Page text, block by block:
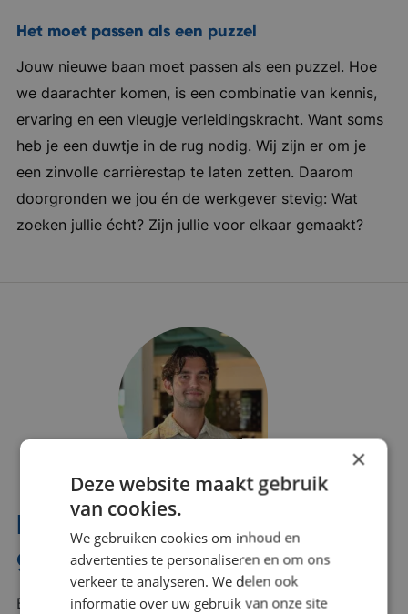
Het moet passen als een puzzel
Jouw nieuwe baan moet passen als een puzzel. Hoe
we daarachter komen, is een combinatie van kennis,
ervaring en een vleugje verleidingskracht. Want soms
heb je een duwtje in de rug nodig. Wij zijn er om je
een zinvolle carrièrestap te laten zetten. Daarom
doorgronden we jou én de werkgever stevig: Wat
zoeken jullie écht? Zijn jullie voor elkaar gemaakt?
Interesse? Benno helpt je
graag verder!
Bel of mail Benno met al jouw vragen. Benno staat
×
Deze website maakt gebruik
van cookies.
We gebruiken cookies om inhoud en
advertenties te personaliseren en om ons
verkeer te analyseren. We delen ook
informatie over uw gebruik van onze site